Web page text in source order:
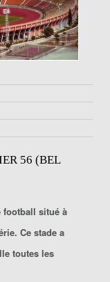
56 (BEL
football situé à
Ce stade a
toutes les